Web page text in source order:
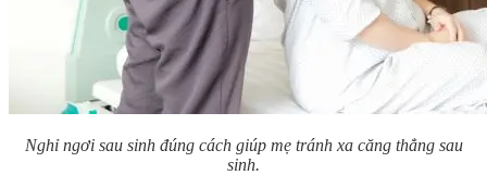
Nghỉ ngơi sau sinh đúng cách giúp mẹ tránh xa căng thẳng sau
sinh.